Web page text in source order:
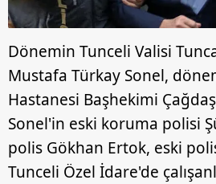
Dönemin Tunceli Valisi
Mustafa Türkay Sonel,
Hastanesi Başhekimi
Sonel'in eski koruma polisi
polis Gökhan Ertok, eski
Tunceli Özel İdare'de